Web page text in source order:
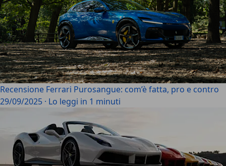
Recensione Ferrari Purosangue: com’è fatta, pro e contro
29/09/2025 · Lo leggi in 1 minuti